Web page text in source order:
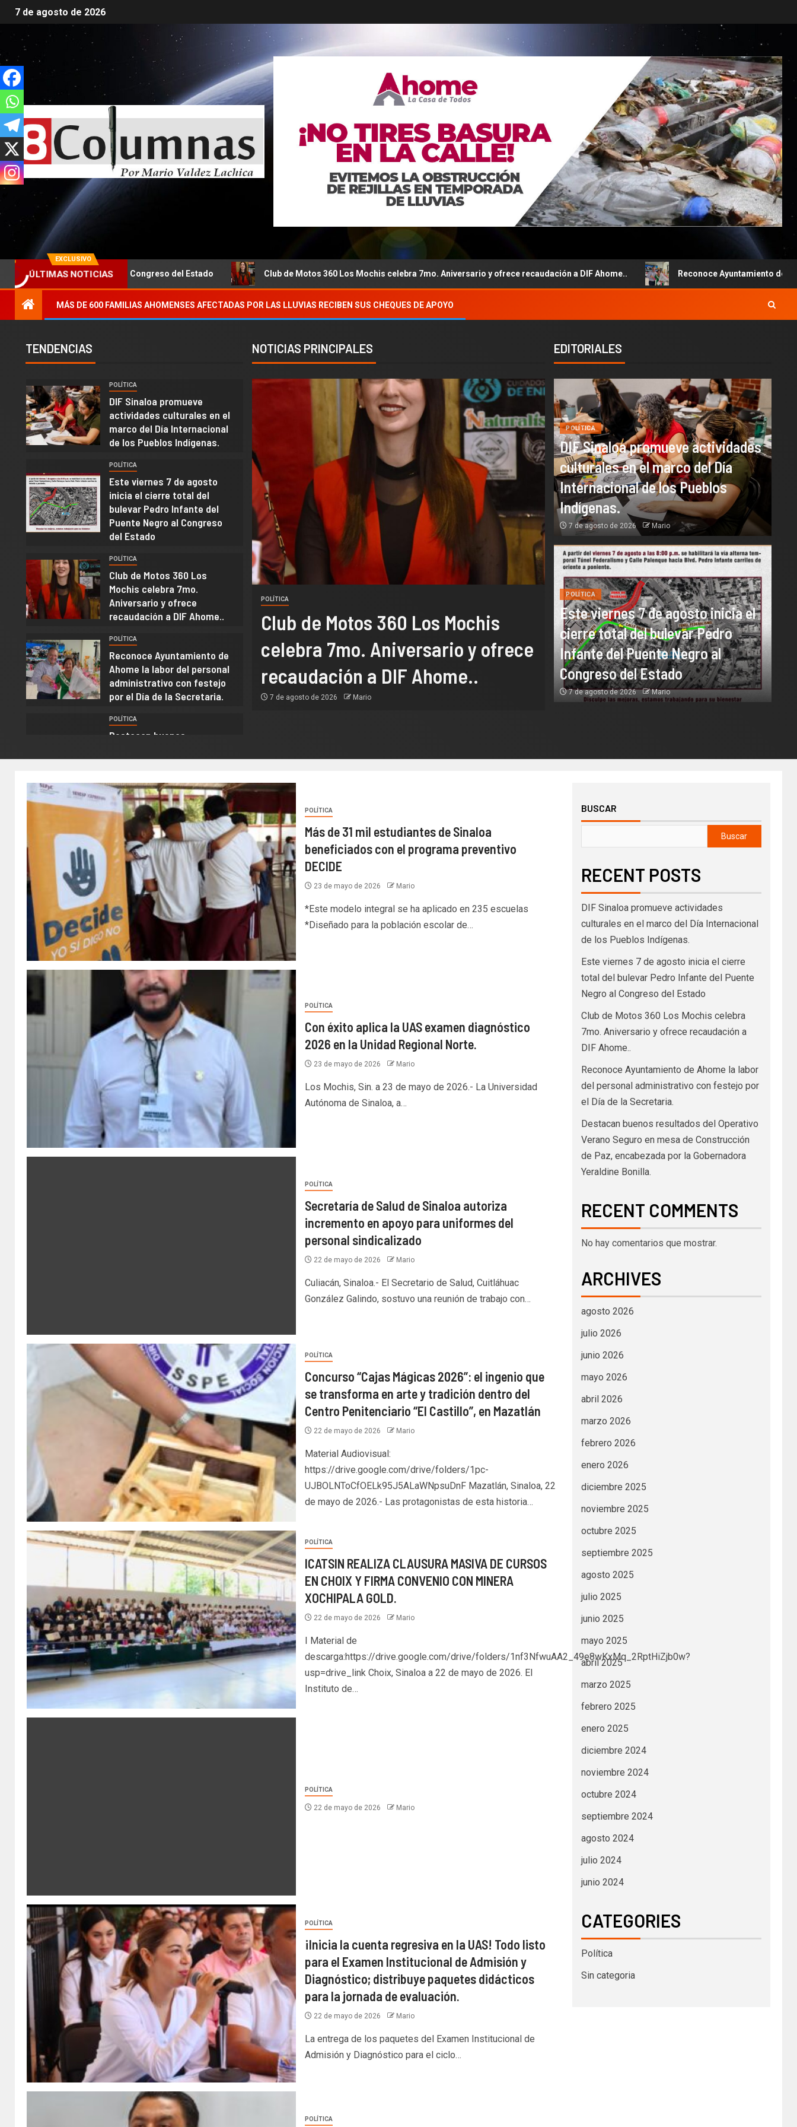
7 de agosto de 2026
EXCLUSIVO
ÚLTIMAS NOTICIAS
Negro al Congreso del Estado Club de Motos 360 Los Mochis celebra 7mo. Aniversario y ofrece recaudación a DIF Ahome.. Reconoce Ayuntamiento de Ahome la labor del
MÁS DE 600 FAMILIAS AHOMENSES AFECTADAS POR LAS LLUVIAS RECIBEN SUS CHEQUES DE APOYO
TENDENCIAS
1
POLÍTICA
DIF Sinaloa promueve
actividades culturales en el
marco del Día Internacional
de los Pueblos Indígenas.
2
POLÍTICA
Este viernes 7 de agosto
inicia el cierre total del
bulevar Pedro Infante del
Puente Negro al Congreso
del Estado
POLÍTICA
Club de Motos 360 Los
Mochis celebra 7mo.
Aniversario y ofrece
recaudación a DIF Ahome..
4
POLÍTICA
Reconoce Ayuntamiento de
Ahome la labor del personal
administrativo con festejo
por el Día de la Secretaria.
POLÍTICA
Destacan buenos
Verano Seguro en mesa de
encabezada por la
Gobernadora Yeraldine
Bonilla.
NOTICIAS PRINCIPALES
7 de agosto inicia el
total del bulevar Pedro
del Puente Negro al
del Estado
POLÍTICA
Club de Motos 360 Los Mochis
celebra 7mo. Aniversario y ofrece
recaudación a DIF Ahome..
7 de agosto de 2026 Mario
POLÍTICA
Reconoce Ayuntamiento de
Ahome la labor del personal
administrativo con festejo
Día de la Secretaria.
EDITORIALES
POLÍTICA
DIF Sinaloa promueve actividades
culturales en el marco del Día
Internacional de los Pueblos
Indígenas.
7 de agosto de 2026 Mario
POLÍTICA
Este viernes 7 de agosto inicia el
cierre total del bulevar Pedro
Infante del Puente Negro al
Congreso del Estado
7 de agosto de 2026 Mario
POLÍTICA
Más de 31 mil estudiantes de Sinaloa
beneficiados con el programa preventivo
DECIDE
23 de mayo de 2026 Mario
*Este modelo integral se ha aplicado en 235 escuelas
*Diseñado para la población escolar de…
POLÍTICA
Con éxito aplica la UAS examen diagnóstico
2026 en la Unidad Regional Norte.
23 de mayo de 2026 Mario
Los Mochis, Sin. a 23 de mayo de 2026.- La Universidad
Autónoma de Sinaloa, a…
POLÍTICA
Secretaría de Salud de Sinaloa autoriza
incremento en apoyo para uniformes del
personal sindicalizado
22 de mayo de 2026 Mario
Culiacán, Sinaloa.- El Secretario de Salud, Cuitláhuac
González Galindo, sostuvo una reunión de trabajo con…
POLÍTICA
Concurso “Cajas Mágicas 2026”: el ingenio que
se transforma en arte y tradición dentro del
Centro Penitenciario “El Castillo”, en Mazatlán
22 de mayo de 2026 Mario
Material Audiovisual:
https://drive.google.com/drive/folders/1pc-
UJBOLNToCfOELk95J5ALaWNpsuDnF Mazatlán, Sinaloa, 22
de mayo de 2026.- Las protagonistas de esta historia…
POLÍTICA
ICATSIN REALIZA CLAUSURA MASIVA DE CURSOS
EN CHOIX Y FIRMA CONVENIO CON MINERA
XOCHIPALA GOLD.
22 de mayo de 2026 Mario
I Material de
descarga:https://drive.google.com/drive/folders/1nf3NfwuAA2_49e8wKxMq_2RptHiZjb0w?
usp=drive_link Choix, Sinaloa a 22 de mayo de 2026. El
Instituto de…
POLÍTICA
22 de mayo de 2026 Mario
POLÍTICA
¡Inicia la cuenta regresiva en la UAS! Todo listo
para el Examen Institucional de Admisión y
Diagnóstico; distribuye paquetes didácticos
para la jornada de evaluación.
22 de mayo de 2026 Mario
La entrega de los paquetes del Examen Institucional de
Admisión y Diagnóstico para el ciclo…
POLÍTICA
BUSCAR
Buscar
RECENT POSTS
DIF Sinaloa promueve actividades
culturales en el marco del Día Internacional
de los Pueblos Indígenas.
Este viernes 7 de agosto inicia el cierre
total del bulevar Pedro Infante del Puente
Negro al Congreso del Estado
Club de Motos 360 Los Mochis celebra
7mo. Aniversario y ofrece recaudación a
DIF Ahome..
Reconoce Ayuntamiento de Ahome la labor
del personal administrativo con festejo por
el Día de la Secretaria.
Destacan buenos resultados del Operativo
Verano Seguro en mesa de Construcción
de Paz, encabezada por la Gobernadora
Yeraldine Bonilla.
RECENT COMMENTS
No hay comentarios que mostrar.
ARCHIVES
agosto 2026
julio 2026
junio 2026
mayo 2026
abril 2026
marzo 2026
febrero 2026
enero 2026
diciembre 2025
noviembre 2025
octubre 2025
septiembre 2025
agosto 2025
julio 2025
junio 2025
mayo 2025
abril 2025
marzo 2025
febrero 2025
enero 2025
diciembre 2024
noviembre 2024
octubre 2024
septiembre 2024
agosto 2024
julio 2024
junio 2024
CATEGORIES
Política
Sin categoria